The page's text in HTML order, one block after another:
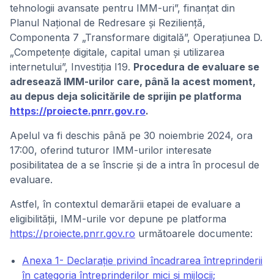
tehnologii avansate pentru IMM-uri”, finanțat din
Planul Național de Redresare și Reziliență,
Componenta 7 „Transformare digitală”, Operațiunea D.
„Competențe digitale, capital uman și utilizarea
internetului”, Investiția I19. Procedura de evaluare se
adresează IMM-urilor care, până la acest moment,
au depus deja solicitările de sprijin pe platforma
https://proiecte.pnrr.gov.ro.
Apelul va fi deschis până pe 30 noiembrie 2024, ora
17:00, oferind tuturor IMM-urilor interesate
posibilitatea de a se înscrie și de a intra în procesul de
evaluare.
Astfel, în contextul demarării etapei de evaluare a
eligibilității, IMM-urile vor depune pe platforma
https://proiecte.pnrr.gov.ro următoarele documente:
Anexa 1- Declarație privind încadrarea întreprinderii
în categoria întreprinderilor mici și mijlocii;